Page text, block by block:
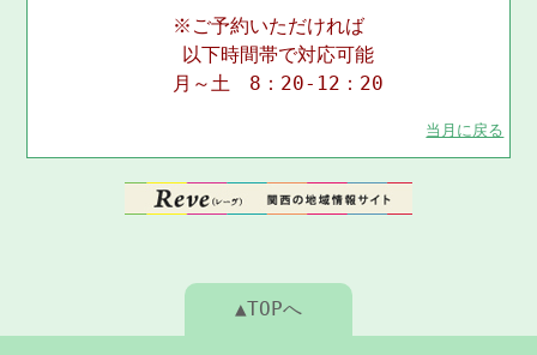
※ご予約いただければ
以下時間帯で対応可能
月～土 8：20-12：20
当月に戻る
▲TOPへ